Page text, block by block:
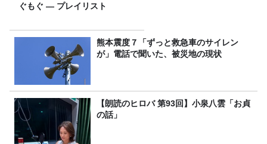
ぐもぐ ― プレイリスト
熊本震度７「ずっと救急車のサイレン
が」電話で聞いた、被災地の現状
【朗読のヒロバ 第93回】小泉八雲「お貞
の話」